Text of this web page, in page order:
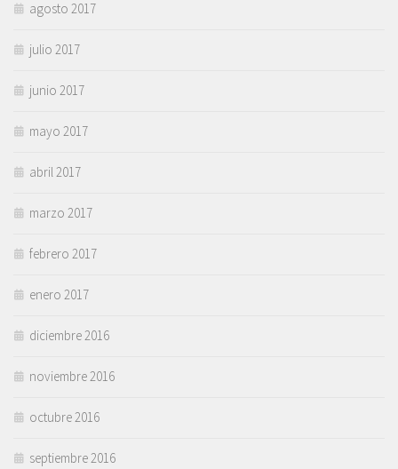
agosto 2017
julio 2017
junio 2017
mayo 2017
abril 2017
marzo 2017
febrero 2017
enero 2017
diciembre 2016
noviembre 2016
octubre 2016
septiembre 2016